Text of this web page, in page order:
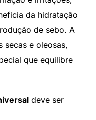
da hidratação
de sebo. A
secas e oleosas,
que equilibre
deve ser